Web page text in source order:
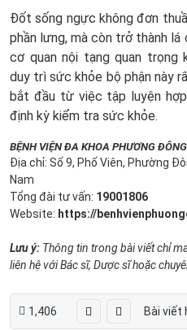
Đốt sống ngực không đơn
phần lưng, mà còn trở thành lá
cơ quan nội tạng quan trọng
duy trì sức khỏe bộ phận này
bắt đầu từ việc tập luyện
định kỳ kiểm tra sức khỏe.
BỆNH VIỆN ĐA KHOA PHƯƠNG ĐÔNG
Địa chỉ: Số 9, Phố Viên, Phường
Nam
Tổng đài tư vấn: 19001806
Website: https://
Lưu ý: Thông tin trong bài viết chỉ
liên hệ với Bác sĩ, Dược sĩ hoặc
1,406 Bài viết